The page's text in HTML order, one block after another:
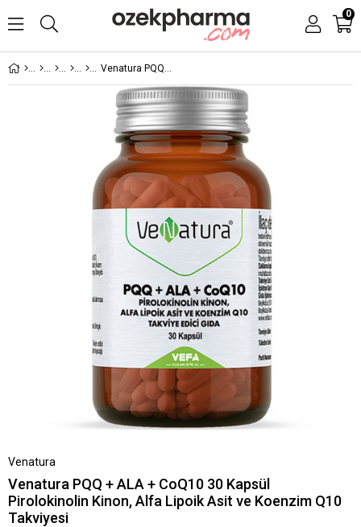
0
Venatura PQQ + ALA + CoQ10 30 Kapsül Pirolokinolin Kinon, Alfa Lipoik Asit ve Koenzim Q10 Takviyesi
Venatura
Venatura PQQ + ALA + CoQ10 30 Kapsül
Pirolokinolin Kinon, Alfa Lipoik Asit ve Koenzim Q10
Takviyesi